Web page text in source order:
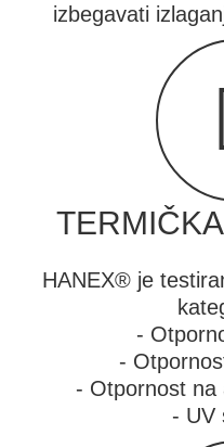
izbegavati
HANEX® je
-
-
- Otpornost na
- UV